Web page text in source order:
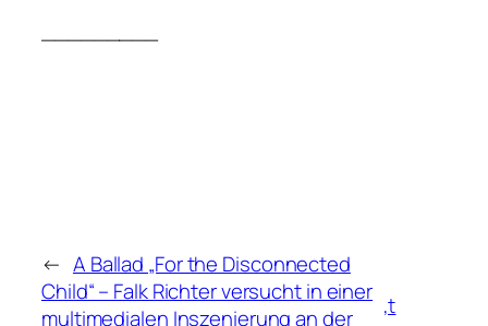
← A Ballad „For the Disconnected
Child“ – Falk Richter versucht in einer
multimedialen Inszenierung an der
‚t